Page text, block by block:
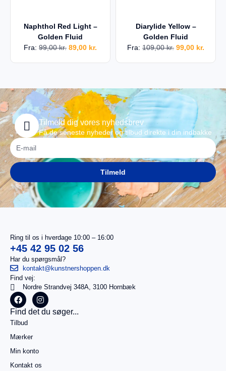
I
alt
0,00kr.
Køb for
499,00kr.
mere for
gratis
betaling
Naphthol Red Light –
Golden Fluid
Fra: 99,00kr. 89,00 kr.
Diarylide Yellow –
Golden Fluid
Fra: 109,00kr. 99,00 kr.
Tilmeld dig vores nyhedsbrev
Få de seneste nyheder og tilbud direkte i din indbakke
Tilmeld
Ring til os i hverdage 10:00 – 16:00
+45 42 95 02 56
Har du spørgsmål?
kontakt@kunstnershoppen.dk
Find vej:
Nordre Strandvej 348A, 3100 Hornbæk
Find det du søger...
Tilbud
Mærker
Min konto
Kontakt os